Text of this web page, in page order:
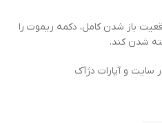
باز شدن کامل، دکمه ریموت را
شدن کند.
سایت و آپارات دژآک